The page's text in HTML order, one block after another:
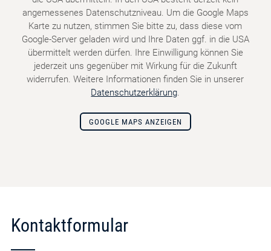
angemessenes Datenschutzniveau. Um die Google Maps
Karte zu nutzen, stimmen Sie bitte zu, dass diese vom
Google-Server geladen wird und Ihre Daten ggf. in die USA
übermittelt werden dürfen. Ihre Einwilligung können Sie
jederzeit uns gegenüber mit Wirkung für die Zukunft
widerrufen. Weitere Informationen finden Sie in unserer
Datenschutzerklärung.
GOOGLE MAPS ANZEIGEN
Kontaktformular